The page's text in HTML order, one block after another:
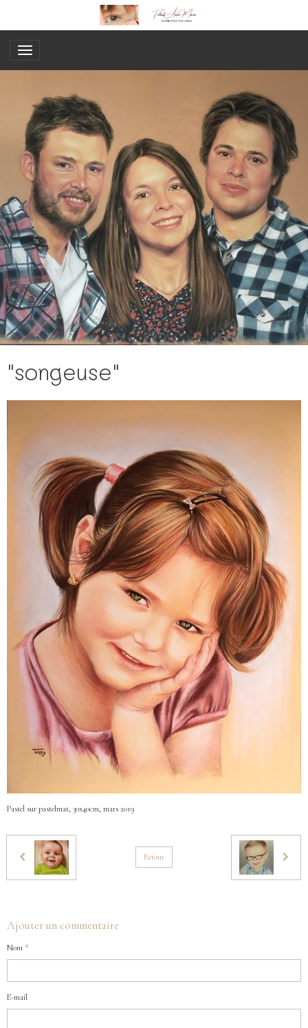
"songeuse"
Pastel sur pastelmat, 30x40cm, mars 2019
Retour
Ajouter un commentaire
Nom
E-mail